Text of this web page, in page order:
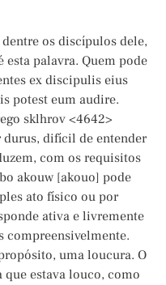
os discípulos dele,
palavra. Quem pode
ex discipulis eius
potest eum audire.
sklhrov <4642>
difícil de entender
com os requisitos
akouw [akouo] pode
ato físico ou por
ativa e livremente
compreensivelmente.
uma loucura. O
estava louco, como